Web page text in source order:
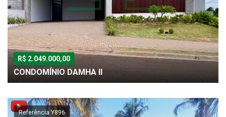
R$ 2.049.000,00
CONDOMÍNIO DAMHA II
Referência Y896